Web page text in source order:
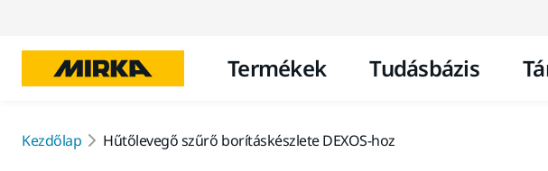
Termékek Tudásbázis
Kezdőlap Hűtőlevegő szűrő borításkészlete DEXOS-hoz